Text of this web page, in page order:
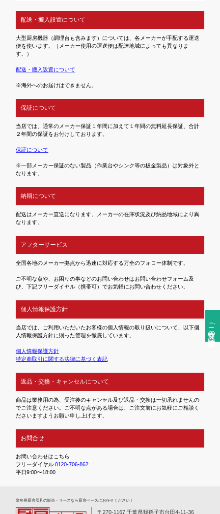
ご注文前の確認事項
配送・搬入設置について
大型厨房機器（調理台も含みます）については、各メーカーが手配する運送
便を使います。（メーカー使用の運送便は配達地域によっても異なりま
す。）
配送・搬入設置について
※海外へのお届けはできません。
保証について
当店では、通常のメーカー保証１年間に加えて１年間の無料延長保証、合計
２年間の保証をお付けしております。
保証について
※一部メーカー保証のない製品（作業台やシンク等の板金製品）は対象外と
なります。
納期について
配送はメーカー直送になります。メーカーの在庫状況及び納品地域により異
なります。
アフターサービス
全国各地のメーカー拠点から迅速に対応する万全のフォロー体制です。
ご不明な点や、お困りの事などのお問い合わせはお問い合わせフォーム及
び、下記フリーダイヤル（携帯可）でお気軽にお問い合わせください。
個人情報保護方針
当店では、ご利用いただいたお客様の個人情報の取り扱いについて、以下個
人情報保護方針に則った管理を徹底しています。
個人情報保護方針
特定商取引に関する法律に基づく表記
返品・交換・キャンセルについて
商品は業務用の為、受注後のキャンセル及び返品・交換は一切承れませんの
でご注意ください。ご不明な点がある場合は、ご注文前にお気軽にご相談く
ださいますようお願い申し上げます。
お問合せ
お問い合わせはこちら
フリーダイヤル0120-706-862
平日9:00〜18:00
業務⽤厨房器具の販売・リースなら厨房ベースにお任せください！
〒270-1167 千葉県我孫子市台田4-11-36